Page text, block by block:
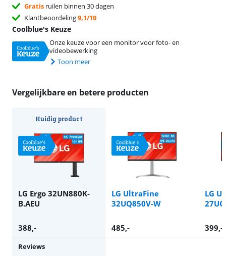
Gratis ruilen binnen 30 dagen
Klantbeoordeling9,1/10
Coolblue's Keuze
Onze keuze voor een monitor voor foto- en
videobewerking
Toon meer
Vergelijkbare en betere producten
Huidig product
LG Ergo 32UN880K-
B.AEU
LG UltraFine
32UQ850V-W
LG
388,- 485,- 399,-
Reviews